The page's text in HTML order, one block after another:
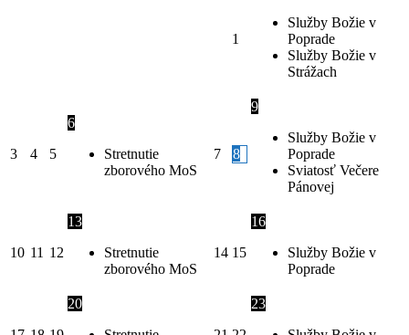
1
Služby Božie v
Poprade
Služby Božie v
Strážach
3 4 5
6
Stretnutie
zborového MoS
7 8
9
Služby Božie v
Poprade
Sviatosť Večere
Pánovej
10 11 12
13
Stretnutie
zborového MoS
14 15
16
Služby Božie v
Poprade
20
23